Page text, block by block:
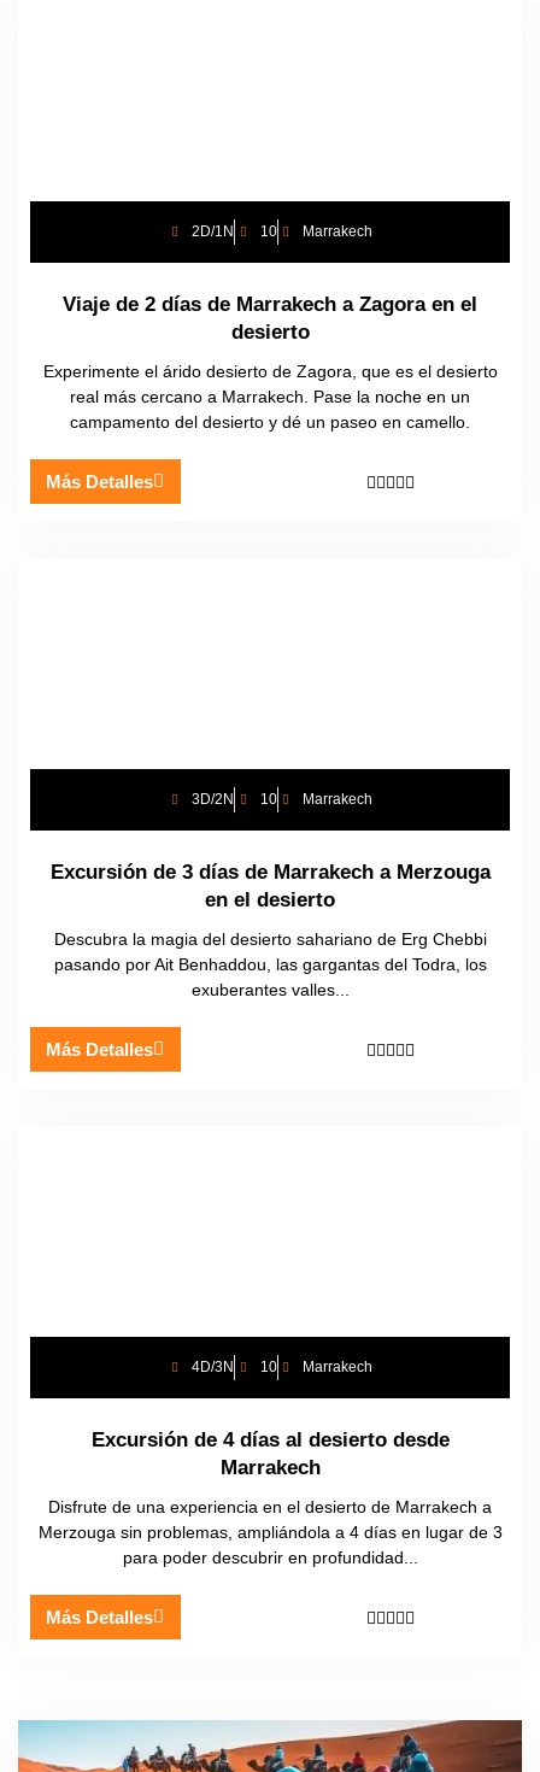
2D/1N 10 Marrakech
Viaje de 2 días de Marrakech a Zagora en el
desierto
Experimente el árido desierto de Zagora, que es el desierto
real más cercano a Marrakech. Pase la noche en un
campamento del desierto y dé un paseo en camello.
Más Detalles 
3D/2N 10 Marrakech
Excursión de 3 días de Marrakech a Merzouga
en el desierto
Descubra la magia del desierto sahariano de Erg Chebbi
pasando por Ait Benhaddou, las gargantas del Todra, los
exuberantes valles...
Más Detalles 
4D/3N 10 Marrakech
Excursión de 4 días al desierto desde
Marrakech
Disfrute de una experiencia en el desierto de Marrakech a
Merzouga sin problemas, ampliándola a 4 días en lugar de 3
para poder descubrir en profundidad...
Más Detalles 